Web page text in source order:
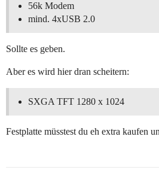
56k Modem
mind. 4xUSB 2.0
Sollte es geben.
Aber es wird hier dran scheitern:
SXGA TFT 1280 x 1024
Festplatte müsstest du eh extra kaufen